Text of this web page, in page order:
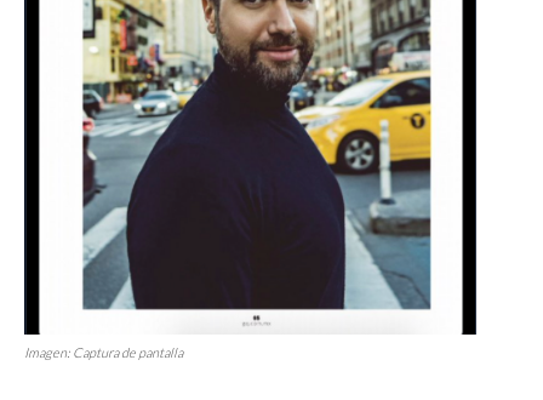
Imagen: Captura de pantalla